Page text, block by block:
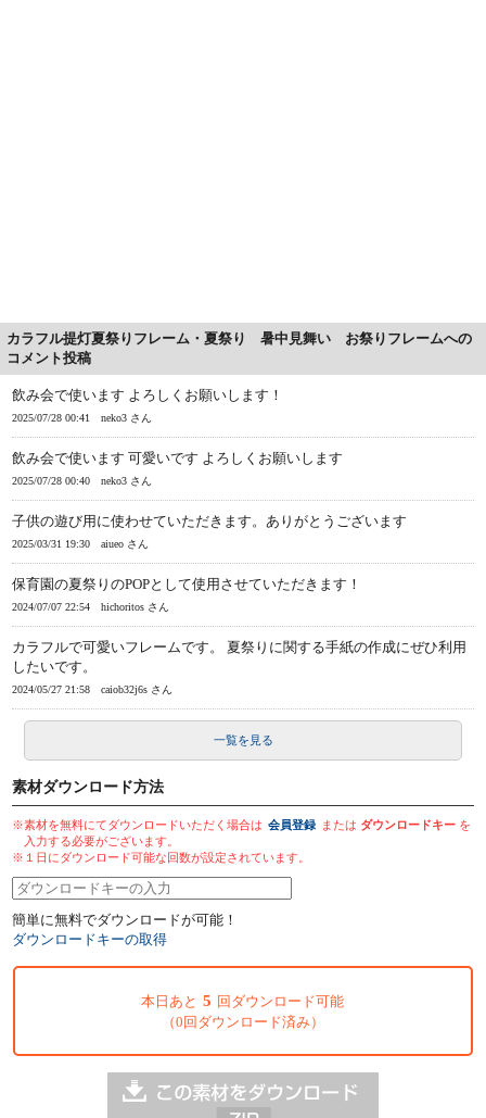
カラフル提灯夏祭りフレーム・夏祭り 暑中見舞い お祭りフレームへの
コメント投稿
飲み会で使います よろしくお願いします！
2025/07/28 00:41 neko3 さん
飲み会で使います 可愛いです よろしくお願いします
2025/07/28 00:40 neko3 さん
子供の遊び用に使わせていただきます。ありがとうございます
2025/03/31 19:30 aiueo さん
保育園の夏祭りのPOPとして使用させていただきます！
2024/07/07 22:54 hichoritos さん
カラフルで可愛いフレームです。 夏祭りに関する手紙の作成にぜひ利用
したいです。
2024/05/27 21:58 caiob32j6s さん
一覧を見る
素材ダウンロード方法
※素材を無料にてダウンロードいただく場合は 会員登録 または ダウンロードキー を
入力する必要がございます。
※１日にダウンロード可能な回数が設定されています。
簡単に無料でダウンロードが可能！
ダウンロードキーの取得
本日あと 5 回ダウンロード可能
（0回ダウンロード済み）